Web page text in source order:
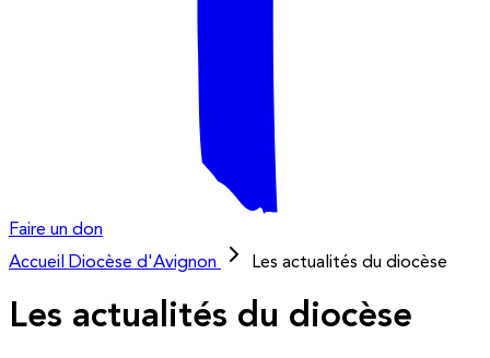
Faire un don
Accueil
Diocèse d'Avignon Les actualités du diocèse
Les actualités du diocèse